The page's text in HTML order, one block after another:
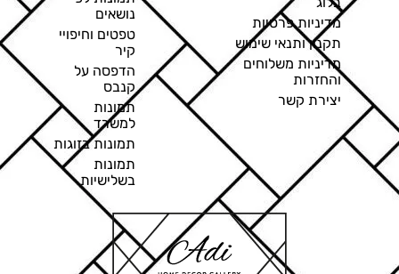
מדיניות פרטיות
תקנון ותנאי שימוש
מדיניות משלוחים
והחזרות
יצירת קשר
נושאים
טפטים וחיפויי
קיר
הדפסה על
קנבס
תמונות
למשרד
תמונות בזוגות
תמונות
בשלישיות